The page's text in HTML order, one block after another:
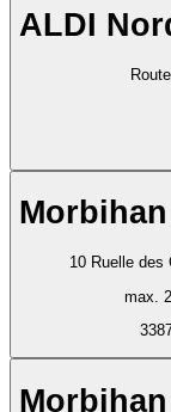
ALDI
10 Ruelle des
max.